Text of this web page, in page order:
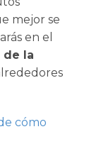
mejor se
en el
la
cómo